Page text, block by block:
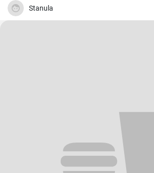
Stanula